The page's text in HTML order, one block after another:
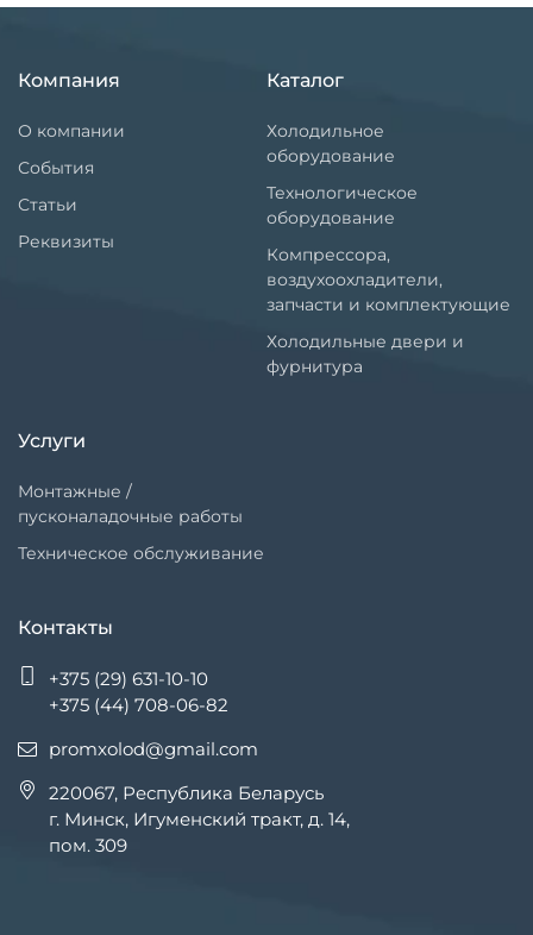
Компания
О компании
События
Статьи
Реквизиты
Каталог
Холодильное
оборудование
Технологическое
оборудование
Компрессора,
воздухоохладители,
запчасти и комплектующие
Холодильные двери и
фурнитура
Услуги
Монтажные /
пусконаладочные работы
Техническое обслуживание
Контакты
+375 (29) 631-10-10
+375 (44) 708-06-82
promxolod@gmail.com
220067, Республика Беларусь
г. Минск, Игуменский тракт, д. 14,
пом. 309